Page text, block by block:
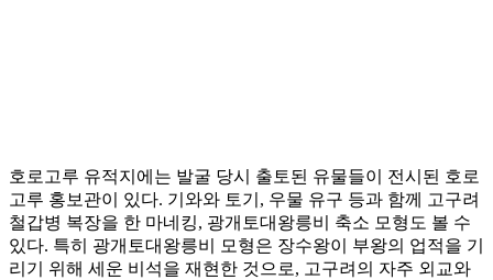
호로고루 유적지에는 발굴 당시 출토된 유물들이 전시된 호로
고루 홍보관이 있다. 기와와 토기, 우물 유구 등과 함께 고구려
철갑병 복장을 한 마네킹, 광개토대왕릉비 축소 모형도 볼 수
있다. 특히 광개토대왕릉비 모형은 장수왕이 부왕의 업적을 기
리기 위해 세운 비석을 재현한 것으로, 고구려의 자주 외교와